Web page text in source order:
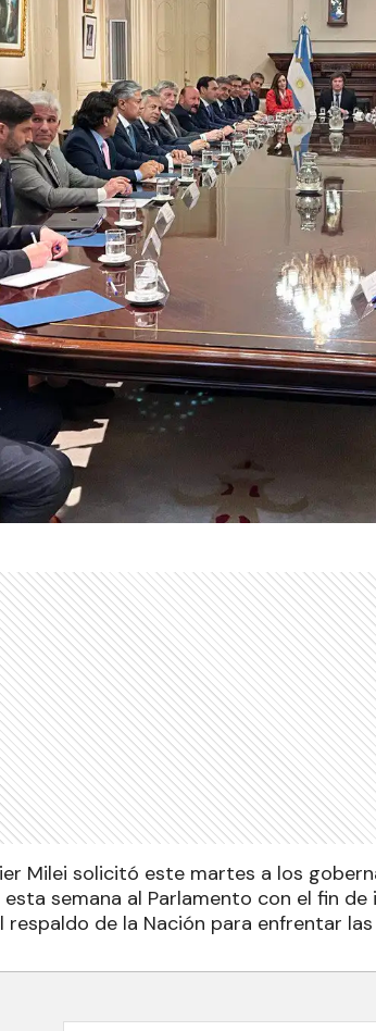
Milei solicitó este martes a los
esta semana al Parlamento con el fin
respaldo de la Nación para enfrentar